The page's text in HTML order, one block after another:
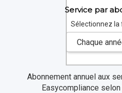
Service par
Sélectionnez la
Abonnement annuel aux
Easycompliance